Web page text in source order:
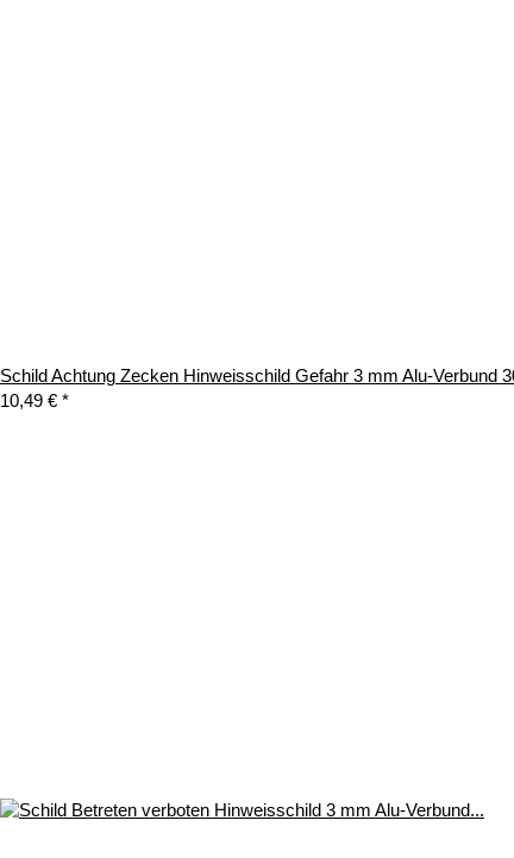
Schild Achtung Zecken Hinweisschild Gefahr 3 mm Alu-Verbund
10,49 € *